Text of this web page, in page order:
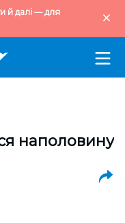
й далі — для
наполовину